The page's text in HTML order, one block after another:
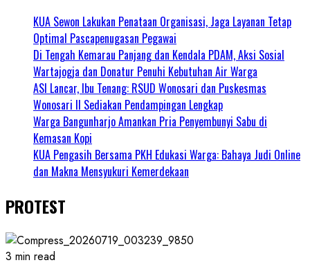
KUA Sewon Lakukan Penataan Organisasi, Jaga Layanan Tetap
Optimal Pascapenugasan Pegawai
Di Tengah Kemarau Panjang dan Kendala PDAM, Aksi Sosial
Wartajogja dan Donatur Penuhi Kebutuhan Air Warga
ASI Lancar, Ibu Tenang: RSUD Wonosari dan Puskesmas
Wonosari II Sediakan Pendampingan Lengkap
Warga Bangunharjo Amankan Pria Penyembunyi Sabu di
Kemasan Kopi
KUA Pengasih Bersama PKH Edukasi Warga: Bahaya Judi Online
dan Makna Mensyukuri Kemerdekaan
PROTEST
3 min read